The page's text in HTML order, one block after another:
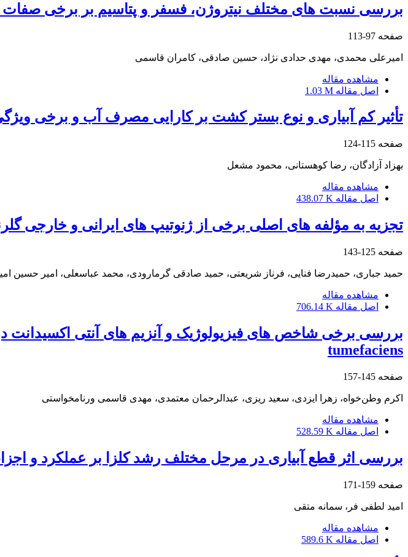
بررسی نسبت های مختلف نیتروژن، فسفر و پتاسیم بر برخی
صفحه 97-113
امیرعلی محمدی، مهدی حدادی نژاد، حسین صادقی، کامران قاسمی
مشاهده مقاله
اصل مقاله 1.03 M
تأثیر کم‌ آبیاری و نوع بستر کشت بر کارایی مصرف آب و برخی
صفحه 115-124
بهزاد آزادگان، رضا کوهستانی، محمود مشعل
مشاهده مقاله
اصل مقاله 438.07 K
تجزیه به مؤلفه‌ های اصلی برخی از ژنوتیپ‌ های ایرانی و خارجی
صفحه 125-143
حمید جباری، حمیدرضا فنایی، فرناز شریعتی، حمید صادقی گرمارودی، محمد عباسعلی، امیر حسین
مشاهده مقاله
اصل مقاله 706.14 K
tumefaciens
صفحه 145-157
اکرم وطن‌خواه، زهرا ایزدی، سعید ریزی، عبدالرحمان معتمدی، مهدی قاسمی ورنامخواستی
مشاهده مقاله
اصل مقاله 528.59 K
بررسی اثر قطع آبیاری در مرحل مختلف رشد کلزا بر عملکرد و اجزاء
صفحه 159-171
امید لطفی فر، سمانه متقی
مشاهده مقاله
اصل مقاله 589.6 K